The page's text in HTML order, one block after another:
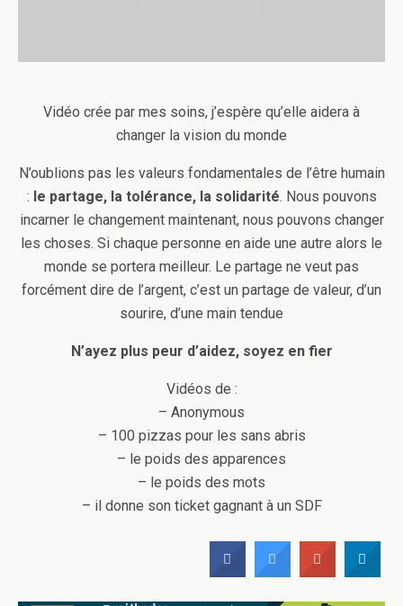
Vidéo crée par mes soins, j’espère qu’elle aidera à
changer la vision du monde
N’oublions pas les valeurs fondamentales de l’être humain
: le partage, la tolérance, la solidarité. Nous pouvons
incarner le changement maintenant, nous pouvons changer
les choses. Si chaque personne en aide une autre alors le
monde se portera meilleur. Le partage ne veut pas
forcément dire de l’argent, c’est un partage de valeur, d’un
sourire, d’une main tendue
N’ayez plus peur d’aidez, soyez en fier
Vidéos de :
– Anonymous
– 100 pizzas pour les sans abris
– le poids des apparences
– le poids des mots
– il donne son ticket gagnant à un SDF